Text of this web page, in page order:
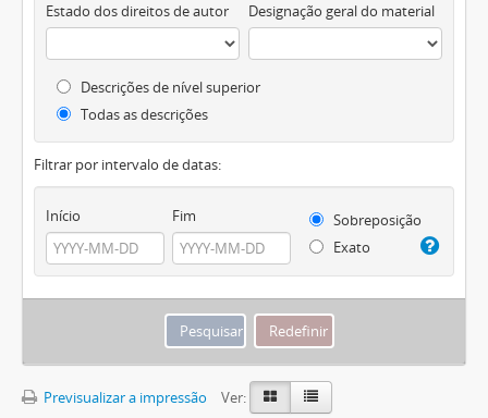
Estado dos direitos de autor Designação geral do material
Descrições de nível superior
Todas as descrições
Filtrar por intervalo de datas:
Início Fim
Sobreposição
Exato
Previsualizar a impressão
Ver: